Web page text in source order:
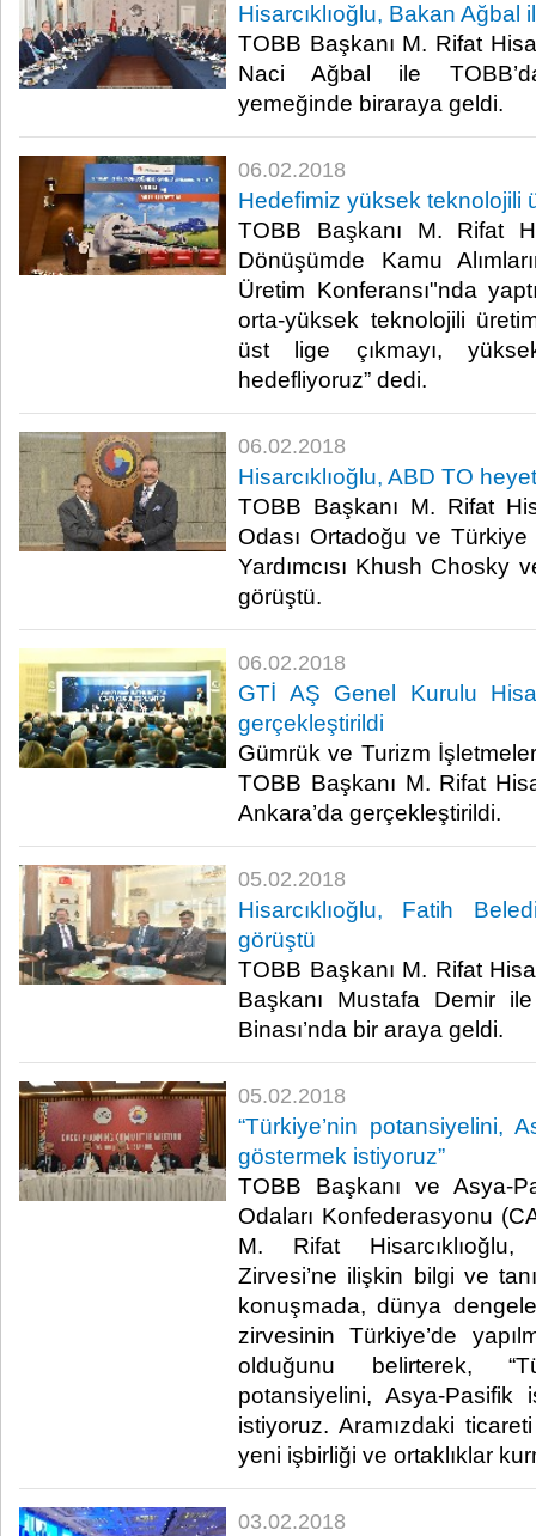
Hisarcıklıoğlu, Bakan Ağbal
TOBB Başkanı M. Rifat
Naci Ağbal ile
yemeğinde biraraya geldi.​
06.02.2018
Hedefimiz yüksek teknolojili
TOBB Başkanı M. Rifat
Dönüşümde Kamu
Üretim Konferansı"nda
orta-yüksek teknolojili
üst lige çıkmayı,
hedefliyoruz” dedi.​
06.02.2018
Hisarcıklıoğlu, ABD TO
TOBB Başkanı M. Rifat
Odası Ortadoğu ve
Yardımcısı Khush Chosky
görüştü.​
06.02.2018
GTİ AŞ Genel Kurulu
gerçekleştirildi
Gümrük ve Turizm
TOBB Başkanı M. Rifat
Ankara’da gerçekleştirildi.​
05.02.2018
Hisarcıklıoğlu, Fatih
görüştü
TOBB Başkanı M. Rifat
Başkanı Mustafa Demir
Binası’nda bir araya geldi.​
05.02.2018
“Türkiye’nin potansiyelini,
göstermek istiyoruz”
TOBB Başkanı ve Asya-
Odaları Konfederasyonu
M. Rifat Hisarcıklıoğlu,
Zirvesi’ne ilişkin bilgi ve
konuşmada, dünya
zirvesinin Türkiye’de
olduğunu belirterek,
potansiyelini, Asya-Pasifik
istiyoruz. Aramızdaki ticareti
yeni işbirliği ve ortaklıklar
03.02.2018